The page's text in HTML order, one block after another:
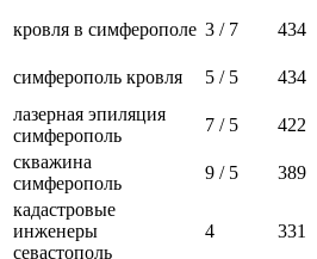
кровля в симферополе 3 / 7 434
симферополь кровля 5 / 5 434
лазерная эпиляция
симферополь
7 / 5 422
скважина
симферополь
9 / 5 389
кадастровые
инженеры
севастополь
4 331